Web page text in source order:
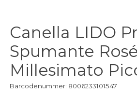
Canella LIDO
Spumante Rosé
Millesimato
Barcodenummer: 8006233101547